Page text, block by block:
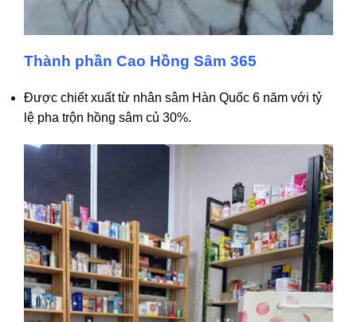
Thành phần Cao Hồng Sâm 365
Được chiết xuất từ nhân sâm Hàn Quốc 6 năm với tỷ
lệ pha trộn hồng sâm củ 30%.